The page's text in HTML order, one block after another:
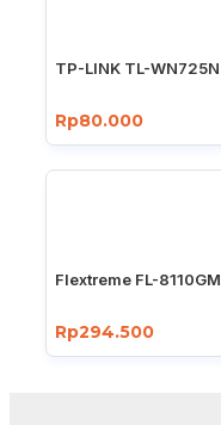
TP-LINK TL-
Rp80.000
Flextreme FL-
Rp294.500